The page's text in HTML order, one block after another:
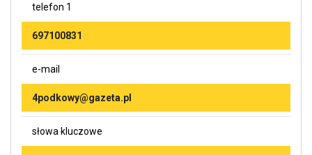
telefon 1
697100831
e-mail
4podkowy@gazeta.pl
słowa kluczowe